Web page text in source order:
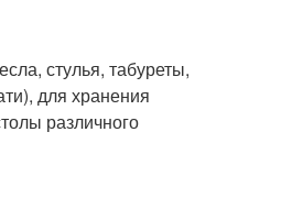
стулья, табуреты,
для хранения
различного